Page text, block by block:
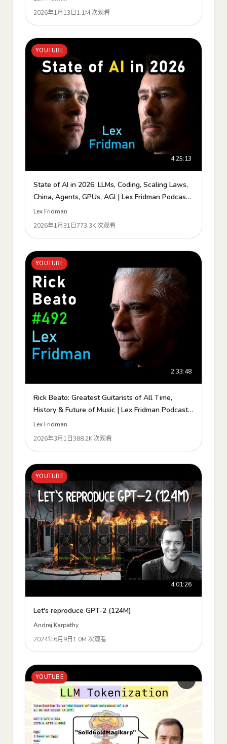
2026年1月13日 1.1M 次观看
YOUTUBE
4:25:13
State of AI in 2026: LLMs, Coding, Scaling Laws,
China, Agents, GPUs, AGI | Lex Fridman Podcast
#490
Lex Fridman
2026年1月31日 773.3K 次观看
YOUTUBE
2:33:48
Rick Beato: Greatest Guitarists of All Time,
History & Future of Music | Lex Fridman Podcast
#492
Lex Fridman
2026年3月1日388.2K 次观看
YOUTUBE
4:01:26
Let's reproduce GPT-2 (124M)
Andrej Karpathy
2024年6月9日 1.0M 次观看
YOUTUBE